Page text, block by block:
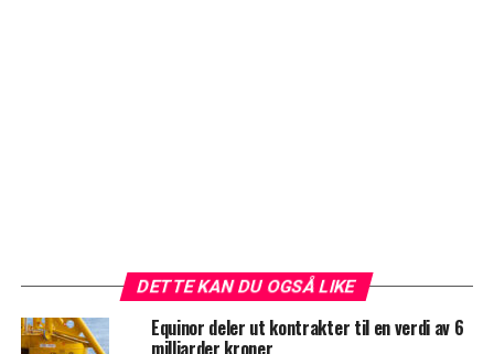
DETTE KAN DU OGSÅ LIKE
Equinor deler ut kontrakter til en verdi av 6
milliarder kroner